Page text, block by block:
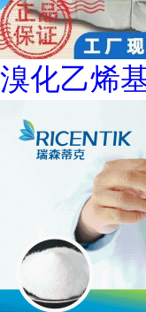
溴化乙烯